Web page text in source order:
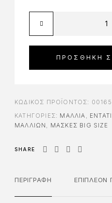
ΠΡΟΣΘΉΚΗ
ΚΩΔΙΚΌΣ ΠΡΟΪΌΝΤΟΣ:
ΚΑΤΗΓΟΡΊΕΣ: ΜΑΛΛΙΑ ,
ΜΑΛΛΙΏΝ , ΜΆΣΚΕΣ BIG SIZE
SHARE
ΠΕΡΙΓΡΑΦΉ ΕΠΙΠΛΈΟΝ